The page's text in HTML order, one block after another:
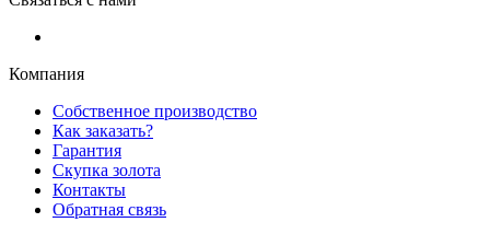
Компания
Собственное производство
Как заказать?
Гарантия
Скупка золота
Контакты
Обратная связь